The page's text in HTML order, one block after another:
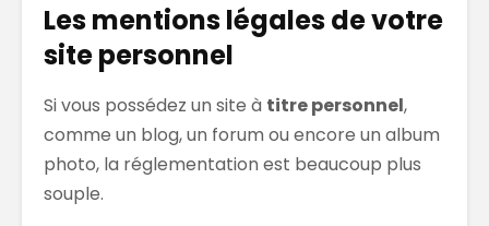
Les mentions légales de votre
site personnel
Si vous possédez un site à titre personnel,
comme un blog, un forum ou encore un album
photo, la réglementation est beaucoup plus
souple.